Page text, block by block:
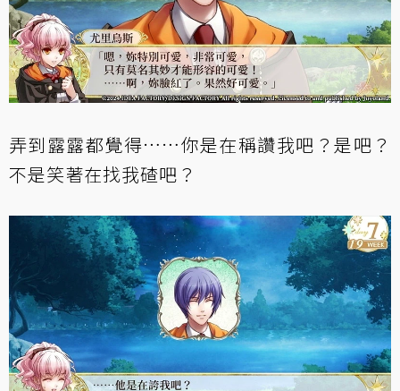
弄到露露都覺得……你是在稱讚我吧？是吧？
不是笑著在找我碴吧？